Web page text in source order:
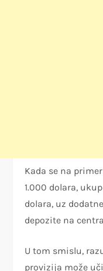
Kada se na
1.000 dolara,
dolara, uz
depozite na
U tom smislu,
provizija može